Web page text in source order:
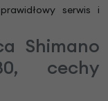
serwis i
Shimano
cechy